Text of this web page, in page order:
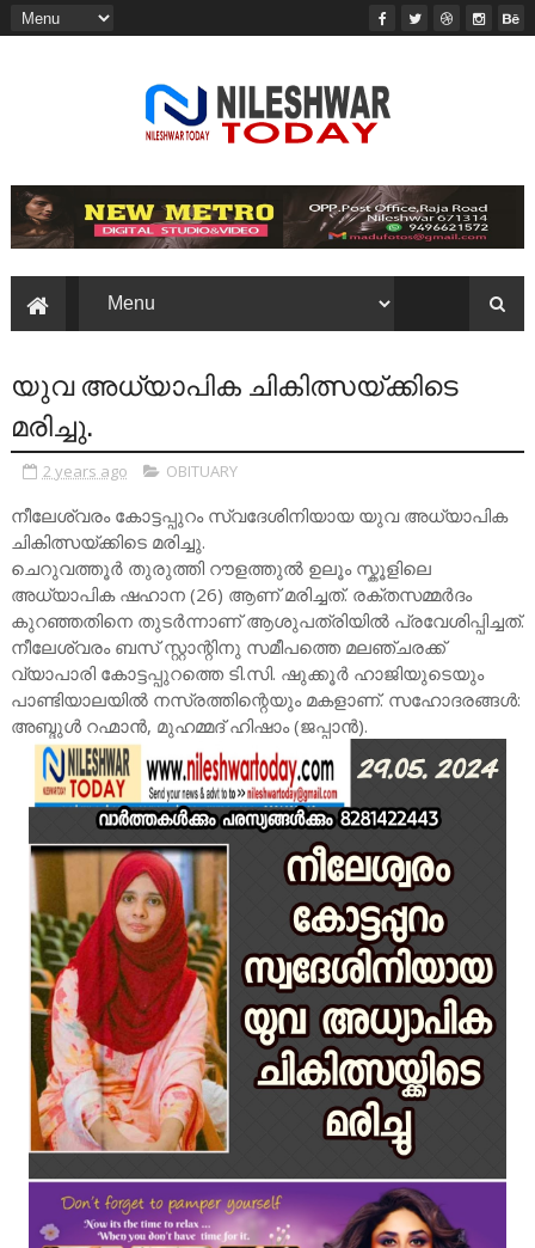
യുവ അധ്യാപിക ചികിത്സയ്ക്കിടെ
മരിച്ചു.
2 years ago OBITUARY
നീലേശ്വരം കോട്ടപ്പുറം സ്വദേശിനിയായ യുവ അധ്യാപിക
ചികിത്സയ്ക്കിടെ മരിച്ചു.
ചെറുവത്തൂർ തുരുത്തി റൗളത്തുൽ ഉലൂം സ്കൂളിലെ
അധ്യാപിക ഷഹാന (26) ആണ് മരിച്ചത്. രക്തസമ്മർദം
കുറഞ്ഞതിനെ തുടർന്നാണ് ആശുപത്രിയിൽ പ്രവേശിപ്പിച്ചത്.
നീലേശ്വരം ബസ് സ്റ്റാന്റിനു സമീപത്തെ മലഞ്ചരക്ക്
വ്യാപാരി കോട്ടപ്പുറത്തെ ടി.സി. ഷുക്കൂർ ഹാജിയുടെയും
പാണ്ടിയാലയിൽ നസ്രത്തിന്റെയും മകളാണ്. സഹോദരങ്ങൾ:
അബ്ദുൾ റഹ്മാൻ, മുഹമ്മദ് ഹിഷാം (ജപ്പാൻ).